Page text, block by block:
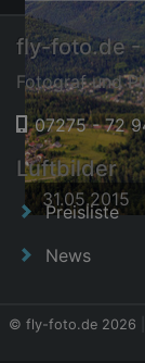
31.05.2015
31.05.2015
31.05.2015
fly-foto.de -
Fotograf und
07275 - 72
Luftbilder
Preisliste
News
© fly-foto.de 2026